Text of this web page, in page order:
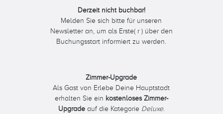
Derzeit nicht buchbar!
Melden Sie sich bitte für unseren
Newsletter an, um als Erste( r ) über den
Buchungsstart informiert zu werden.
Zimmer-Upgrade
Als Gast von Erlebe Deine Hauptstadt
erhalten Sie ein kostenloses Zimmer-
Upgradeauf die Kategorie Deluxe.